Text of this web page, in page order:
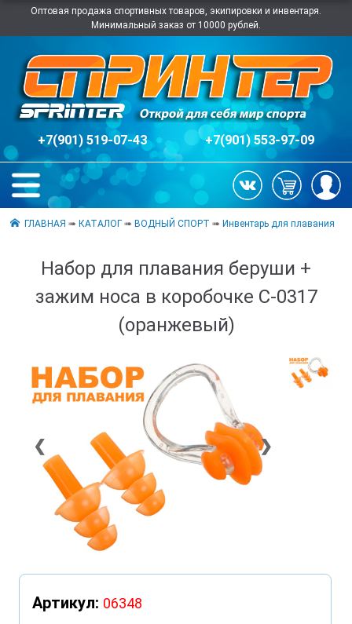
Оптовая продажа спортивных товаров, экипировки и инвентаря.
Минимальный заказ от 10000 рублей.
+7(901) 519-07-43 +7(901) 553-97-09
ГЛАВНАЯ ➠КАТАЛОГ ➠ВОДНЫЙ СПОРТ ➠Инвентарь для плавания
Набор для плавания беруши +
зажим носа в коробочке C-0317
(оранжевый)
❮ ❯
Артикул: 06348